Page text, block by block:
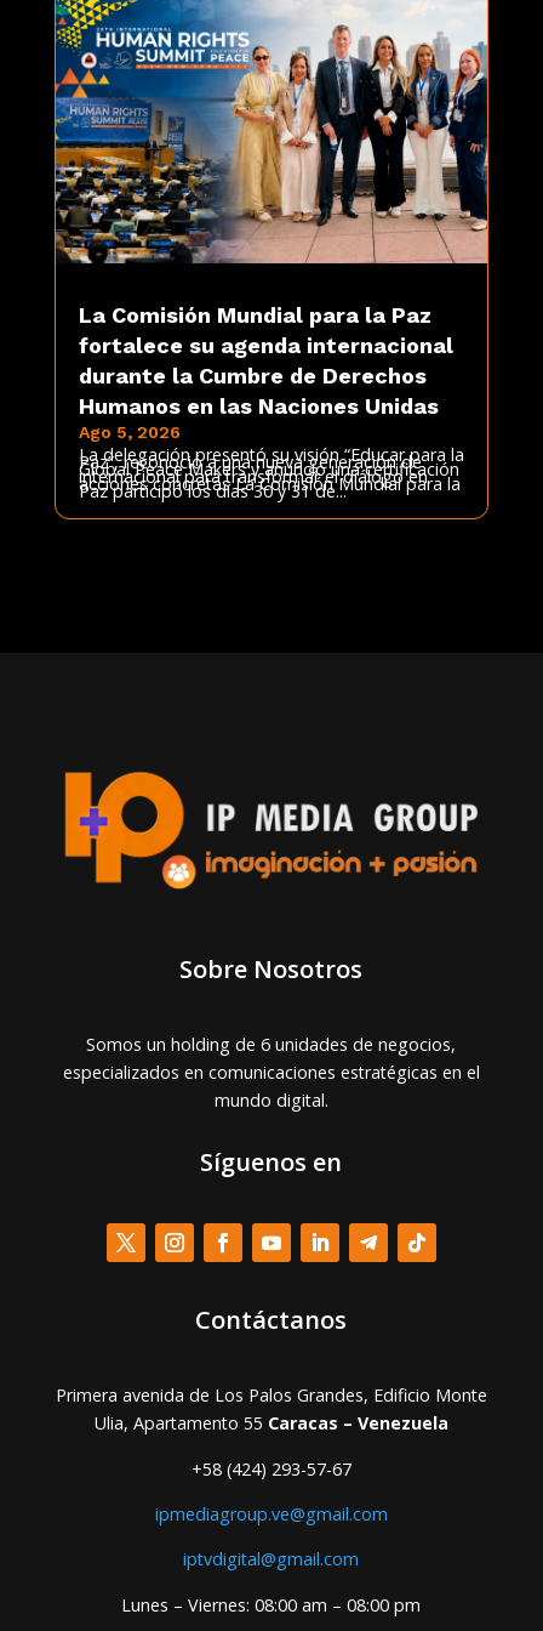
La Comisión Mundial para la Paz
fortalece su agenda internacional
durante la Cumbre de Derechos
Humanos en las Naciones Unidas
Ago 5, 2026
La delegación presentó su visión “Educar para la
Paz”, reconoció a una nueva generación de
Global Peace Makers y anunció una certificación
internacional para transformar el diálogo en
acciones concretas La Comisión Mundial para la
Paz participó los días 30 y 31 de...
Sobre Nosotros
Somos un holding de 6 unidades de negocios,
especializados en comunicaciones estratégicas en el
mundo digital.
Síguenos en
Contáctanos
Primera avenida de Los Palos Grandes, Edificio Monte
Ulia, Apartamento 55 Caracas – Venezuela
+58 (424) 293-57-67
ipmediagroup.ve@gmail.com
iptvdigital@gmail.com
Lunes – Viernes: 08:00 am – 08:00 pm